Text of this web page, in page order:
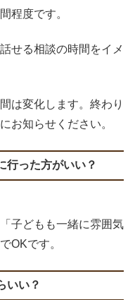
程度です。
せる相談の時間をイメ
は変化します。終わり
お知らせください。
行った方がいい？
子どもも一緒に雰囲気
OKです。
いい？